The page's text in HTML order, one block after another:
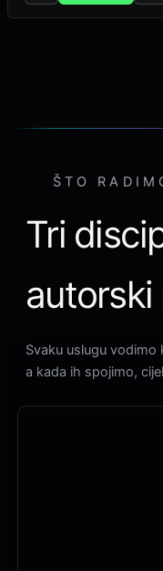
ŠTO
Tri
Svaku uslugu
a kada ih spojimo,